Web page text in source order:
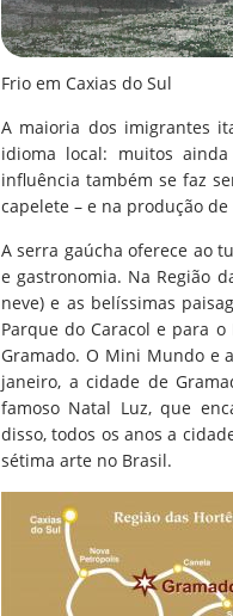
Frio em Caxias do Sul
A maioria dos imigrantes
idioma local: muitos
influência também se faz
capelete – e na produção
A serra gaúcha oferece ao
e gastronomia. Na Região
neve) e as belíssimas
Parque do Caracol e para
Gramado. O Mini Mundo e
janeiro, a cidade de
famoso Natal Luz, que
disso, todos os anos a
sétima arte no Brasil.